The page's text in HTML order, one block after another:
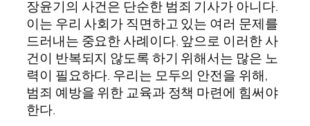
장윤기의 사건은 단순한 범죄 기사가 아니다.
이는 우리 사회가 직면하고 있는 여러 문제를
드러내는 중요한 사례이다. 앞으로 이러한 사
건이 반복되지 않도록 하기 위해서는 많은 노
력이 필요하다. 우리는 모두의 안전을 위해,
범죄 예방을 위한 교육과 정책 마련에 힘써야
한다.